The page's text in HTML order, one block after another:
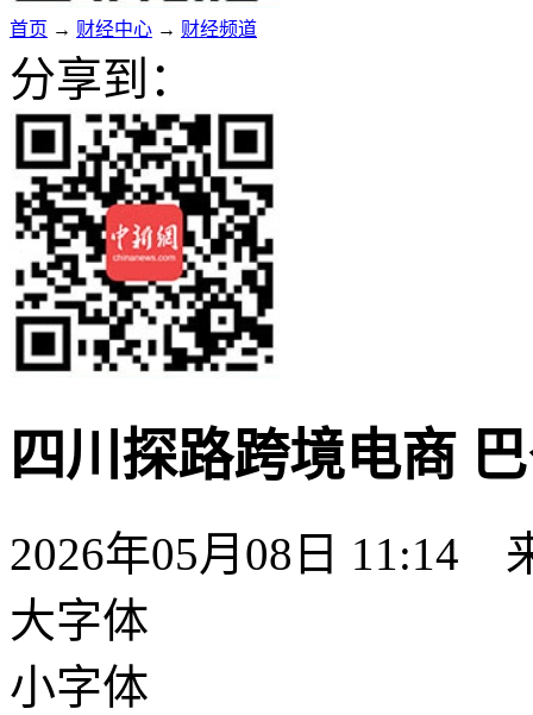
首页 → 财经中心 → 财经频道
分享到：
四川探路跨境电商
2026年05月08日 11:14
大字体
小字体